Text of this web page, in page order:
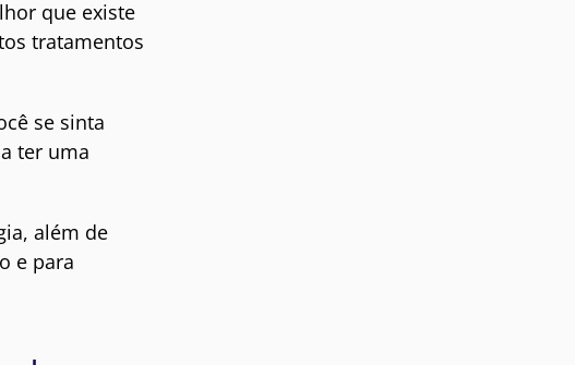
que existe
tratamentos
se sinta
ter uma
além de
e para